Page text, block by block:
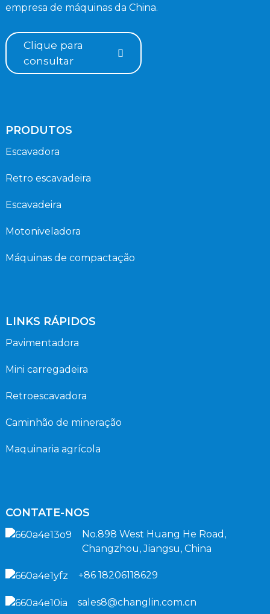
empresa de máquinas da China.
Clique para
consultar
PRODUTOS
Escavadora
Retro escavadeira
Escavadeira
Motoniveladora
Máquinas de compactação
LINKS RÁPIDOS
Pavimentadora
Mini carregadeira
Retroescavadora
Caminhão de mineração
Maquinaria agrícola
CONTATE-NOS
No.898 West Huang He Road,
Changzhou, Jiangsu, China
+86 18206118629
sales8@changlin.com.cn